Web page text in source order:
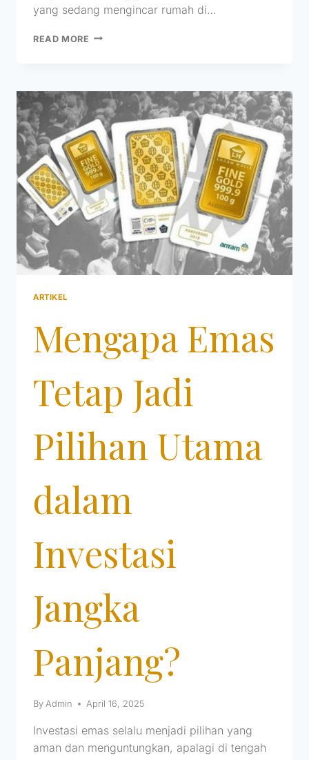
yang sedang mengincar rumah di…
READ MORE
ARTIKEL
Mengapa Emas
Tetap Jadi
Pilihan Utama
dalam
Investasi
Jangka
Panjang?
By Admin April 16, 2025
Investasi emas selalu menjadi pilihan yang
aman dan menguntungkan, apalagi di tengah